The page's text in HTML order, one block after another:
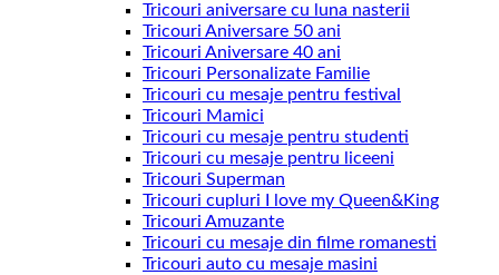
Tricouri aniversare cu luna nasterii
Tricouri Aniversare 50 ani
Tricouri Aniversare 40 ani
Tricouri Personalizate Familie
Tricouri cu mesaje pentru festival
Tricouri Mamici
Tricouri cu mesaje pentru studenti
Tricouri cu mesaje pentru liceeni
Tricouri Superman
Tricouri cupluri I love my Queen&King
Tricouri Amuzante
Tricouri cu mesaje din filme romanesti
Tricouri auto cu mesaje masini